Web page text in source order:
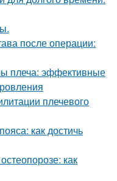
после операции:
плеча: эффективные
плечевого
как достичь
как